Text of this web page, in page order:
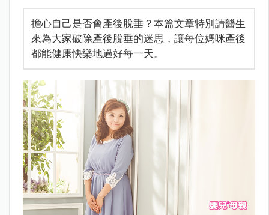
擔心自己是否會產後脫垂？本篇文章特別請醫生
來為大家破除產後脫垂的迷思，讓每位媽咪產後
都能健康快樂地過好每一天。